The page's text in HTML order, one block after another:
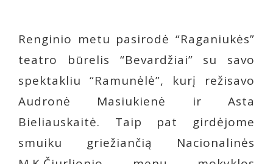
Renginio metu pasirodė “Raganiukės”
teatro būrelis “Bevardžiai” su savo
spektakliu “Ramunėlė”, kurį režisavo
Audronė Masiukienė ir Asta
Bieliauskaitė. Taip pat girdėjome
smuiku griežiančią Nacionalinės